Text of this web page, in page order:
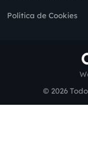
Política de Cookies
© 2026